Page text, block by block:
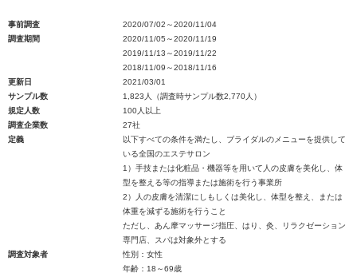
事前調査
2020/07/02～2020/11/04
調査期間
2020/11/05～2020/11/19
2019/11/13～2019/11/22
2018/11/09～2018/11/16
更新日
2021/03/01
サンプル数
1,823人（調査時サンプル数2,770人）
規定人数
100人以上
調査企業数
27社
定義
以下すべての条件を満たし、ブライダルのメニューを提供して
いる全国のエステサロン
1）手技または化粧品・機器等を用いて人の皮膚を美化し、体
型を整える等の指導または施術を行う事業所
2）人の皮膚を清潔にしもしくは美化し、体型を整え、または
体重を減ずる施術を行うこと
ただし、あん摩マッサージ指圧、はり、灸、リラクゼーション
専門店、スパは対象外とする
調査対象者
性別：女性
年齢：18～69歳